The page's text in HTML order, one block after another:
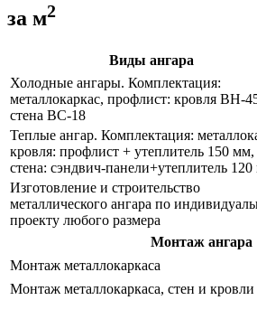
за м2
Виды ангара
Холодные ангары. Комплектация:
металлокаркас, профлист: кровля ВН-
стена ВС-18
Теплые ангар. Комплектация:
кровля: профлист + утеплитель 150 мм,
стена: сэндвич-панели+утеплитель
Изготовление и строительство
металлического ангара по
проекту любого размера
Монтаж ангара
Монтаж металлокаркаса
Монтаж металлокаркаса, стен и кровли